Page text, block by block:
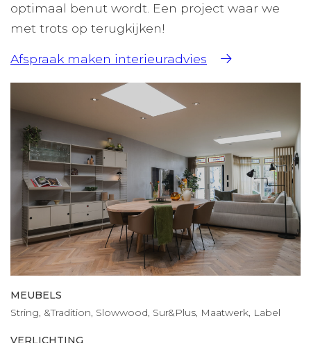
optimaal benut wordt. Een project waar we
met trots op terugkijken!
Afspraak maken interieuradvies
MEUBELS
String, &Tradition, Slowwood, Sur&Plus, Maatwerk, Label